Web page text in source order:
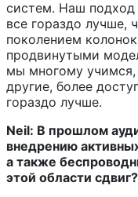
систем. Наш
все гораздо лучше,
поколением
продвинутыми
мы многому учимся,
другие, более
гораздо лучше.
Neil: В прошлом
внедрению
а также
этой области сдвиг?